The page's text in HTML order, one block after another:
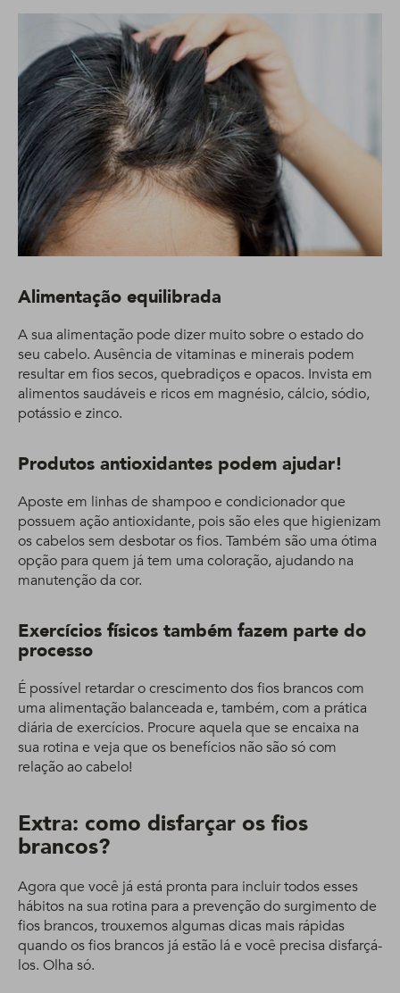
Alimentação equilibrada
A sua alimentação pode dizer muito sobre o estado do
seu cabelo. Ausência de vitaminas e minerais podem
resultar em fios secos, quebradiços e opacos. Invista em
alimentos saudáveis e ricos em magnésio, cálcio, sódio,
potássio e zinco.
Produtos antioxidantes podem ajudar!
Aposte em linhas de shampoo e condicionador que
possuem ação antioxidante, pois são eles que higienizam
os cabelos sem desbotar os fios. Também são uma ótima
opção para quem já tem uma coloração, ajudando na
manutenção da cor.
Exercícios físicos também fazem parte do
processo
É possível retardar o crescimento dos fios brancos com
uma alimentação balanceada e, também, com a prática
diária de exercícios. Procure aquela que se encaixa na
sua rotina e veja que os benefícios não são só com
relação ao cabelo!
Extra: como disfarçar os fios
brancos?
Agora que você já está pronta para incluir todos esses
hábitos na sua rotina para a prevenção do surgimento de
fios brancos, trouxemos algumas dicas mais rápidas
quando os fios brancos já estão lá e você precisa disfarçá-
los. Olha só.